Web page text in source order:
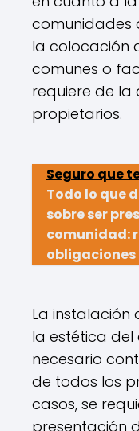
comunidades
la colocación
comunes o
requiere de
propietarios.
Seguro que
Todo lo que
sobre ser
comunidad:
obligaciones
La
la estética del
necesario
de todos los
casos, se
presentación